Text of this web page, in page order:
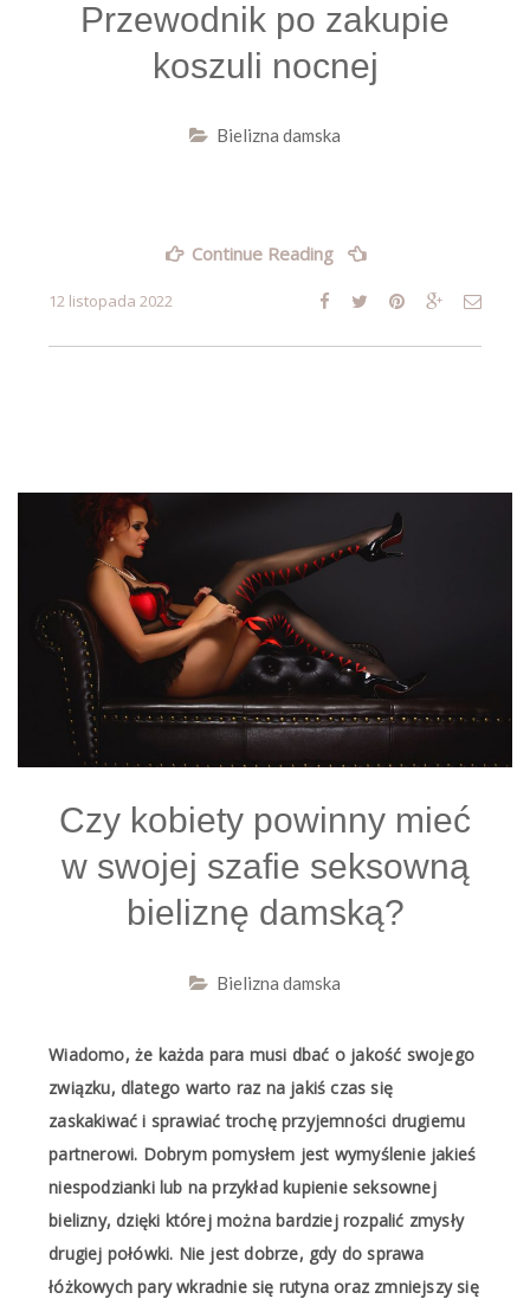
Przewodnik po zakupie
koszuli nocnej
Bielizna damska
Continue Reading „Przewodnik
zakupie
koszuli
12 listopada 2022
Czy kobiety powinny mieć
w swojej szafie seksowną
bieliznę damską?
Bielizna damska
Wiadomo, że każda para musi dbać o jakość swojego
związku, dlatego warto raz na jakiś czas się
zaskakiwać i sprawiać trochę przyjemności drugiemu
partnerowi. Dobrym pomysłem jest wymyślenie jakieś
niespodzianki lub na przykład kupienie seksownej
bielizny, dzięki której można bardziej rozpalić zmysły
drugiej połówki. Nie jest dobrze, gdy do sprawa
łóżkowych pary wkradnie się rutyna oraz zmniejszy się